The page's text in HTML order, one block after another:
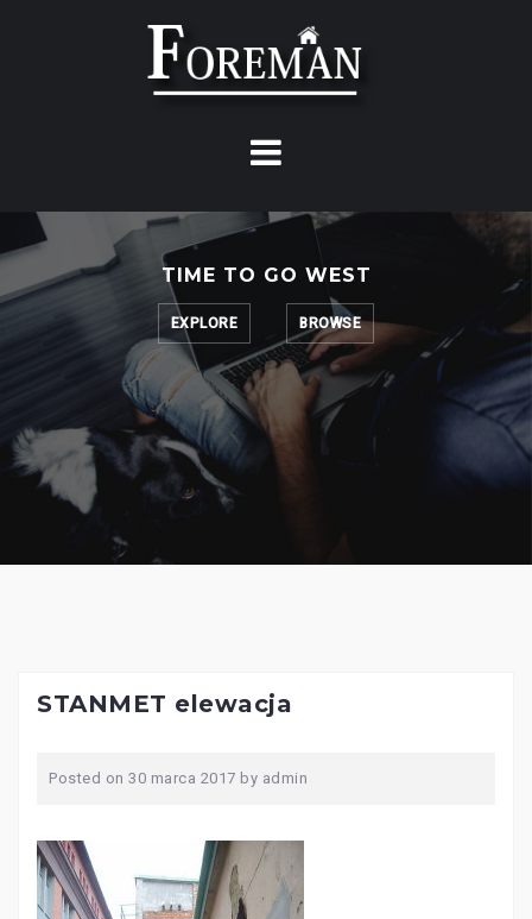
TIME TO GO WEST
EXPLORE BROWSE
STANMET elewacja
Posted on 30 marca 2017 by admin